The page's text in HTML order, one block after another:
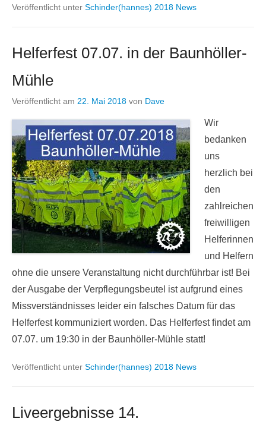
Helferfest 07.07. in der Baunhöller-
Mühle
Veröffentlicht am22. Mai 2018vonDave
Wir
bedanken
uns
herzlich bei
den
zahlreichen
freiwilligen
Helferinnen
und Helfern
ohne die unsere Veranstaltung nicht durchführbar ist! Bei
der Ausgabe der Verpflegungsbeutel ist aufgrund eines
Missverständnisses leider ein falsches Datum für das
Helferfest kommuniziert worden. Das Helferfest findet am